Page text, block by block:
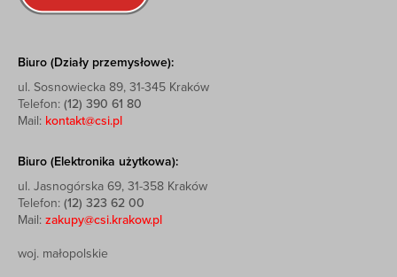
Biuro (Działy przemysłowe):
ul. Sosnowiecka 89, 31-345 Kraków
Telefon: (12) 390 61 80
Mail: kontakt@csi.pl
Biuro (Elektronika użytkowa):
ul. Jasnogórska 69, 31-358 Kraków
Telefon: (12) 323 62 00
Mail: zakupy@csi.krakow.pl
woj. małopolskie